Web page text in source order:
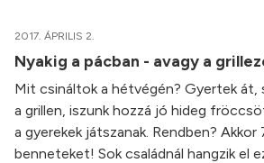
2017. ÁPRILIS 2.
Nyakig a pácban - avagy a
Mit csináltok a hétvégén? Gyertek át,
a grillen, iszunk hozzá jó hideg
a gyerekek játszanak. Rendben? Akkor
benneteket! Sok családnál hangzik el